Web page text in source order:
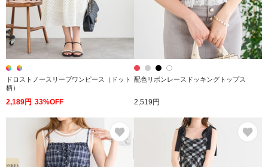
ドロストノースリーブワンピース（ドット
柄）
2,189円 33%OFF
配色リボンレースドッキングトップス
2,519円